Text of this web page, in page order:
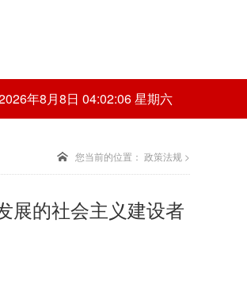
年8月8日 04:02:06 星期六
您当前的位置： 政策法规 >
展的社会主义建设者